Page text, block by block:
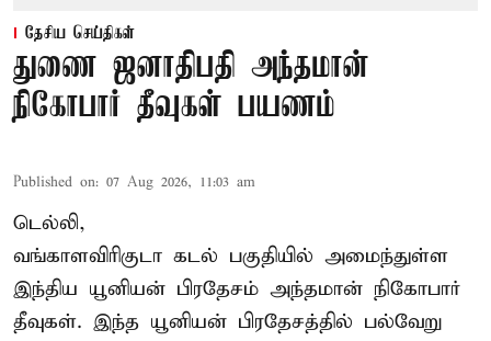
தேசிய செய்திகள்
துணை ஜனாதிபதி அந்தமான்
நிகோபார் தீவுகள் பயணம்
Published on: 07 Aug 2026, 11:03 am
டெல்லி,
வங்காளவிரிகுடா கடல் பகுதியில் அமைந்துள்ள
இந்திய யூனியன் பிரதேசம் அந்தமான் நிகோபார்
தீவுகள். இந்த யூனியன் பிரதேசத்தில் பல்வேறு